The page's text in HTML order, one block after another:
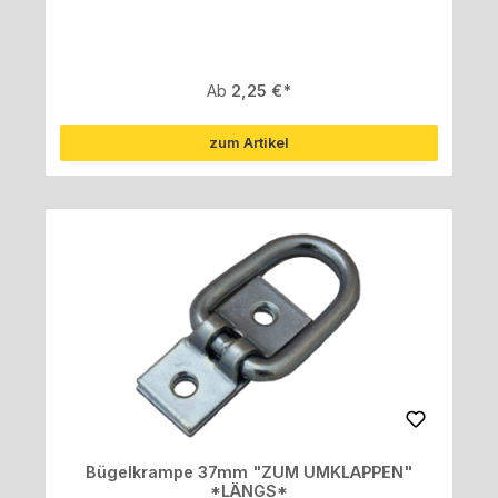
Regulärer Preis:
Ab 2,25 €
zum Artikel
Bügelkrampe 37mm "ZUM UMKLAPPEN"
*LÄNGS*